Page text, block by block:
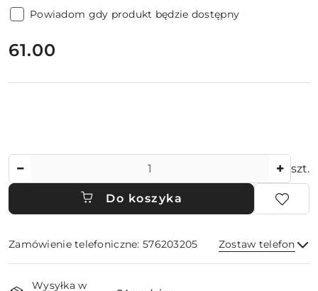
Powiadom gdy produkt będzie dostępny
cena:
61.00
szt.
Do koszyka
Zamówienie telefoniczne: 576203205 Zostaw telefon
Wysyłka w